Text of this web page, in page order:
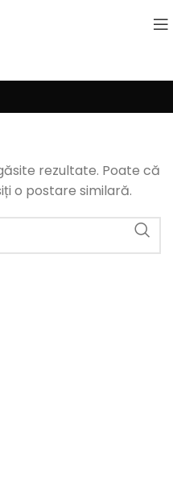
rezultate. Poate că
o postare similară.